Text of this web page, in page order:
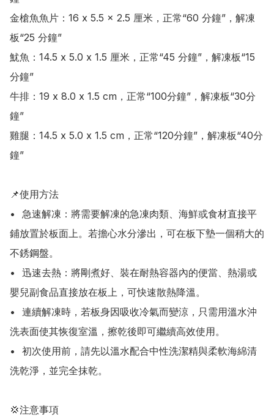
金槍魚魚片：16 x 5.5 x 2.5 厘米，正常“60 分鐘”，解凍
板“25 分鐘”
魷魚：14.5 x 5.0 x 1.5 厘米，正常“45 分鐘”，解凍板“15
分鐘”
牛排：19 x 8.0 x 1.5 cm，正常“100分鐘”，解凍板“30分
鐘”
雞腿：14.5 x 5.0 x 1.5 cm，正常“120分鐘”，解凍板“40分
鐘”
📌使用方法
•	急速解凍：將需要解凍的急凍肉類、海鮮或食材直接平
鋪放置於板面上。若擔心水分滲出，可在板下墊一個稍大的
不銹鋼盤。
•	迅速去熱：將剛煮好、裝在耐熱容器內的便當、熱湯或
嬰兒副食品直接放在板上，可快速散熱降溫。
•	連續解凍時，若板身因吸收冷氣而變涼，只需用溫水沖
洗表面使其恢復室溫，擦乾後即可繼續高效使用。
•	初次使用前，請先以溫水配合中性洗潔精與柔軟海綿清
洗乾淨，並完全抹乾。
💢注意事項